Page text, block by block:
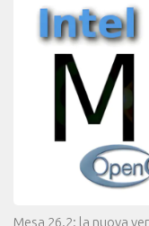
Mesa 26.2: la nuova